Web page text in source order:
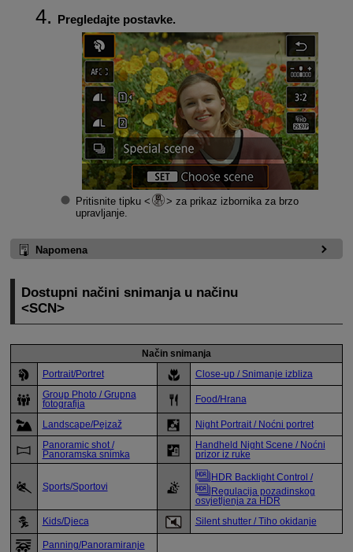
Pregledajte postavke.
Pritisnite tipku
za prikaz izbornika za brzo
upravljanje.
Napomena
Dostupni načini snimanja u načinu
SCN
Način snimanja
Portrait/Portret Close-up / Snimanje izbliza
Group Photo / Grupna
fotografija
Food/Hrana
Landscape/Pejzaž Night Portrait / Noćni portret
Panoramic shot /
Panoramska snimka
Handheld Night Scene / Noćni
prizor iz ruke
Sports/Sportovi
HDR Backlight Control /
Regulacija pozadinskog
osvjetljenja za HDR
Kids/Djeca Silent shutter / Tiho okidanje
Panning/Panoramiranje